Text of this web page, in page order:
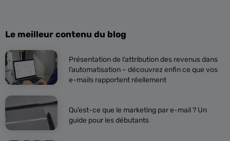
Le meilleur contenu du blog
Présentation de l’attribution des revenus dans
l’automatisation – découvrez enfin ce que vos
e-mails rapportent réellement
Qu’est-ce que le marketing par e-mail ? Un
guide pour les débutants